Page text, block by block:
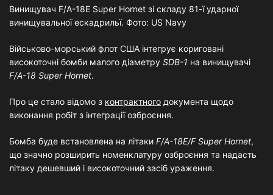
Винищувач F/A-18E Super Hornet зі складу 81-ї ударної
винищувальної ескадрильї. Фото: US Navy
Військово-морський флот США інтегрує кориговані
високоточні бомби малого діаметру SDB-1 на винищувачі
F/A-18 Super Hornet.
Про це стало відомо з контрактного документа щодо
виконання робіт з інтеграції озброєння.
Бомба буде встановлена на літаки F/A-18E/F Super Hornet,
що значно розширить номенклатуру озброєння та надасть
літаку дешевший і високоточний засіб ураження.